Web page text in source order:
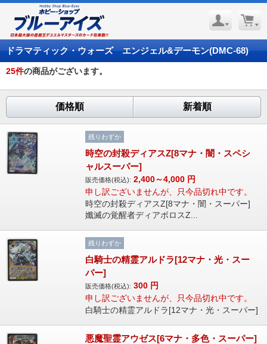
ドラマティック・ウォーズ エンジェル&デーモン(DMC-68)
25件の商品がございます。
価格順 新着順
残りわずか
時空の封殺ディアスZ[8マナ・闇・スペシ
ャルスーパー]
販売価格(税込): 2,400～4,000 円
申し訳ございませんが、只今品切れ中です。
時空の封殺ディアスZ[8マナ・闇・スーパー]
孅滅の覚醒者ディアボロスZ...
残りわずか
白騎士の精霊アルドラ[12マナ・光・スー
パー]
販売価格(税込): 300 円
申し訳ございませんが、只今品切れ中です。
白騎士の精霊アルドラ[12マナ・光・スーパー]
悪魔聖霊アウゼス[6マナ・多色・スーパー]